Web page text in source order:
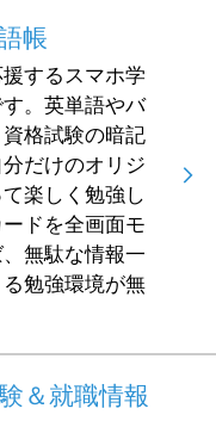
帳
するスマホ学
。英単語やバ
格試験の暗記
だけのオリジ
楽しく勉強し
ドを全画面モ
無駄な情報一
勉強環境が無
＆就職情報